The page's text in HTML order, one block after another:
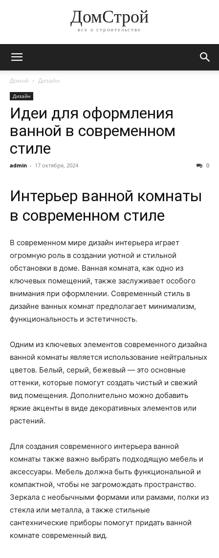
ДомСтрой
все о строительстве
Домой Дизайн
Дизайн
Идеи для оформления
ванной в современном
стиле
admin - 17 октября, 2024 0
Интерьер ванной комнаты
в современном стиле
В современном мире дизайн интерьера играет
огромную роль в создании уютной и стильной
обстановки в доме. Ванная комната, как одно из
ключевых помещений, также заслуживает особого
внимания при оформлении. Современный стиль в
дизайне ванных комнат предполагает минимализм,
функциональность и эстетичность.
Одним из ключевых элементов современного дизайна
ванной комнаты является использование нейтральных
цветов. Белый, серый, бежевый — это основные
оттенки, которые помогут создать чистый и свежий
вид помещения. Дополнительно можно добавить
яркие акценты в виде декоративных элементов или
растений.
Для создания современного интерьера ванной
комнаты также важно выбрать подходящую мебель и
аксессуары. Мебель должна быть функциональной и
компактной, чтобы не загромождать пространство.
Зеркала с необычными формами или рамами, полки из
стекла или металла, а также стильные
сантехнические приборы помогут придать ванной
комнате современный вид.